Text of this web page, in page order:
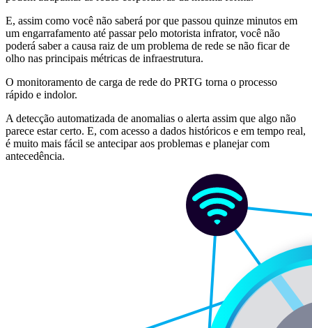
E, assim como você não saberá por que passou quinze minutos em
um engarrafamento até passar pelo motorista infrator, você não
poderá saber a causa raiz de um problema de rede se não ficar de
olho nas principais métricas de infraestrutura.
O monitoramento de carga de rede do PRTG torna o processo
rápido e indolor.
A detecção automatizada de anomalias o alerta assim que algo não
parece estar certo. E, com acesso a dados históricos e em tempo real,
é muito mais fácil se antecipar aos problemas e planejar com
antecedência.